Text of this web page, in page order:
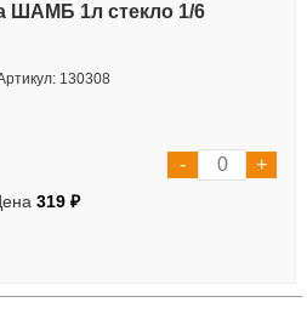
ШАМБ 1л стекло 1/6
130308
319 ₽